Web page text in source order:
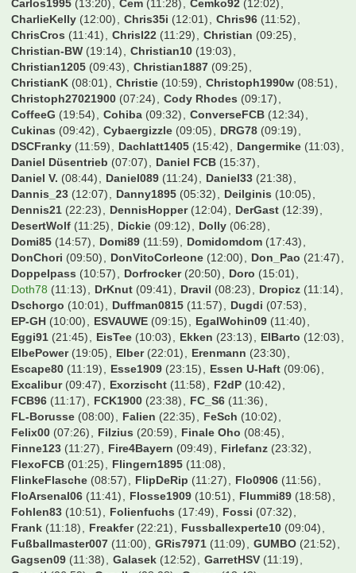
Carlos1995 (13:20) Cem (11:28) Cemko92 (12:02)
CharlieKelly (12:00) Chris35i (12:01) Chris96 (11:52)
ChrisCros (11:41) Chrisl22 (11:29) Christian (09:25)
Christian-BW (19:14) Christian10 (19:03)
Christian1205 (09:43) Christian1887 (09:25)
ChristianK (08:01) Christie (10:59) Christoph1990w (08:51)
Christoph27021900 (07:24) Cody Rhodes (09:17)
CoffeeG (19:54) Cohiba (09:32) ConverseFCB (12:34)
Cukinas (09:42) Cybaergizzle (09:05) DRG78 (09:19)
DSCFranky (11:59) Dachlatt1405 (15:42) Dangermike (11:03)
Daniel Düsentrieb (07:07) Daniel FCB (15:37)
Daniel V. (08:44) Daniel089 (11:24) Daniel33 (21:38)
Dannis_23 (12:07) Danny1895 (05:32) Deilginis (10:05)
Dennis21 (22:23) DennisHopper (12:04) DerGast (12:39)
DesertWolf (11:25) Dickie (09:12) Dolly (06:28)
Domi85 (14:57) Domi89 (11:59) Domidomdom (17:43)
DonChori (09:50) DonVitoCorleone (12:00) Don_Pao (21:47)
Doppelpass (10:57) Dorfrocker (20:50) Doro (15:01)
Doth78 (11:13) DrKnut (09:41) Dravil (08:23) Dropicz (11:14)
Dschorgo (10:01) Duffman0815 (11:57) Dugdi (07:53)
EP-GH (10:00) ESVAUWE (09:15) EgalWohin09 (11:40)
Eggi91 (21:45) EisTee (10:03) Ekken (23:13) ElBarto (12:03)
ElbePower (19:05) Elber (22:01) Erenmann (23:30)
Escape80 (11:19) Esse1909 (23:15) Essen U-Haft (09:06)
Excalibur (09:47) Exorzischt (11:58) F2dP
(10:42)
FCB96 (11:17) FCK1900 (23:38) FC_S6 (11:36)
FL-Borusse (08:00) Falien (22:35) FeSch (10:02)
Felix00 (07:26) Filzius (20:59) Finale Oho (08:45)
Finne123 (11:27) Fire4Bayern (09:49) Firlefanz (23:32)
FlexoFCB (01:25) Flingern1895 (11:08)
FlinkeFlasche (08:57) FlipDeRip (11:27) Flo0906 (11:56)
FloArsenal06 (11:41) Flosse1909 (10:51) Flummi89 (18:58)
Fohlen83 (10:51) Folienfuchs (17:49) Fossi (07:32)
Frank (11:18) Freakfer (22:21) Fussballexperte10 (09:04)
Fußballmaster007 (11:00) GRis7971 (11:09) GUMBO (21:52)
Gagsen09 (11:38) Galasek (12:52) GarretHSV (11:19)